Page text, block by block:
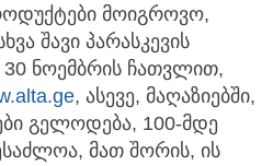
მოიგროვო,
შავი პარასკევის
30 ნოემბრის ჩათვლით,
, ასევე, მაღაზიებში,
გელოდება, 100-მდე
მათ შორის, ის